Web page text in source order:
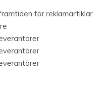
för reklamartiklar